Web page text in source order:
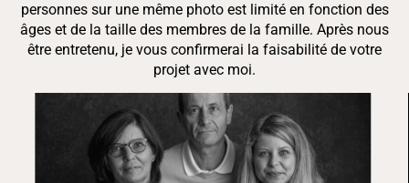
personnes sur une même photo est limité en fonction des
âges et de la taille des membres de la famille. Après nous
être entretenu, je vous confirmerai la faisabilité de votre
projet avec moi.